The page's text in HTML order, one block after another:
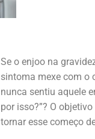
Se o enjoo na
sintoma mexe com o
nunca sentiu aquele
por isso?”? O
tornar esse começo